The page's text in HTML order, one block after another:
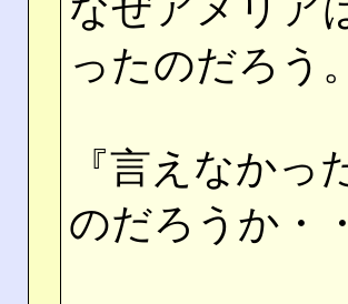
なぜアメリア
ったのだろう。
『言えなか
のだろうか・